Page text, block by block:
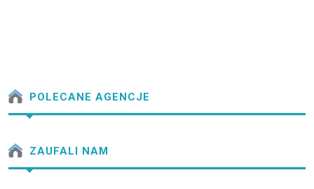
POLECANE AGENCJE
ZAUFALI NAM